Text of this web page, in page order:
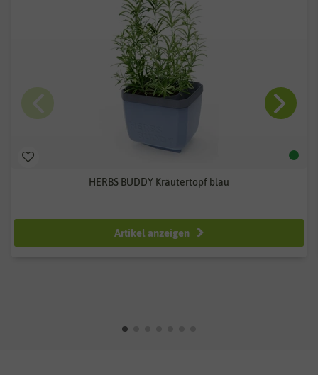
HERBS BUDDY Kräutertopf blau
Artikel anzeigen